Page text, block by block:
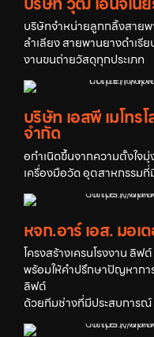
บริษัทจำหน่ายลูกกลิ้งสาย
ลำเลียง สายพานยางดำเรี
งานขนถ่ายวัสดุทุกประเภท
บริษัท เอสพี เมโทร
จำกัด
อกำเนิดขึ้นจากความตั้งใจ
เครื่องมือวัด อุตสาหกรรม
หจก.อาร์ เอส. มอเ
โครงสร้างเครนโรงงาน ลิ
พร้อมให้คำปรึกษาปัญหากา
ลิฟต์
ด้วยทีมช่างที่มีประสบการณ์